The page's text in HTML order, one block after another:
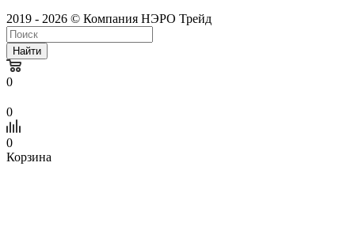
2019 - 2026 © Компания НЭРО Трейд
Найти
0
0
0
Корзина